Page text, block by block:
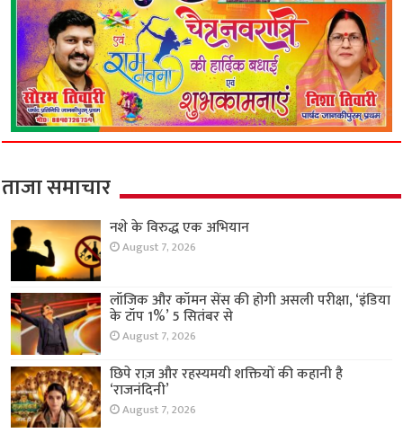
ताजा समाचार
नशे के विरुद्ध एक अभियान
August 7, 2026
लॉजिक और कॉमन सेंस की होगी असली परीक्षा, ‘इंडिया
के टॉप 1%’ 5 सितंबर से
August 7, 2026
छिपे राज़ और रहस्यमयी शक्तियों की कहानी है
‘राजनंदिनी’
August 7, 2026